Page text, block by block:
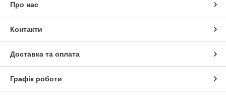
Про нас
Контакти
Доставка та оплата
Графік роботи